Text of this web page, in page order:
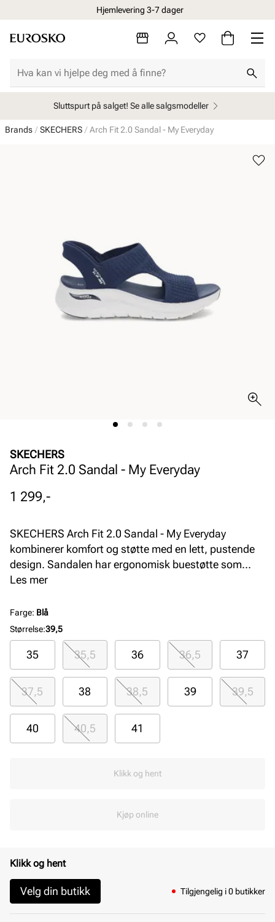
Hjemlevering 3-7 dager
Sluttspurt på salget! Se alle salgsmodeller
Brands SKECHERS Arch Fit 2.0 Sandal - My Everyday
SKECHERS
Arch Fit 2.0 Sandal - My Everyday
Pris
1 299,-
SKECHERS Arch Fit 2.0 Sandal - My Everyday
kombinerer komfort og støtte med en lett, pustende
design. Sandalen har ergonomisk buestøtte som
avlaster foten, og en fleksibel yttersåle som gir godt
Les mer
Farge: Blå
Størrelse:39,5
35 35,5 36 36,5 37
37,5 38 38,5 39 39,5
40 40,5 41
Klikk og hent
Kjøp online
Klikk og hent
Velg din butikk Tilgjengelig i 0 butikker